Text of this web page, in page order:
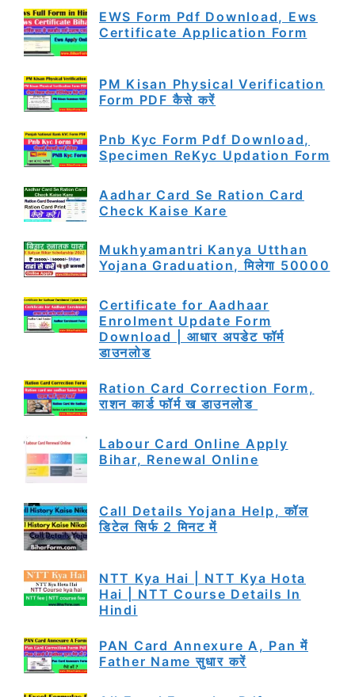
EWS Form Pdf Download, Ews
Certificate Application Form
PM Kisan Physical Verification
Form PDF कैसे करें
Pnb Kyc Form Pdf Download,
Specimen ReKyc Updation Form
Aadhar Card Se Ration Card
Check Kaise Kare
Mukhyamantri Kanya Utthan
Yojana Graduation, मिलेगा 50000
Certificate for Aadhaar
Enrolment Update Form
Download | आधार अपडेट फॉर्म
डाउनलोड
Ration Card Correction Form,
राशन कार्ड फॉर्म ख डाउनलोड
Labour Card Online Apply
Bihar, Renewal Online
Call Details Yojana Help, कॉल
डिटेल सिर्फ 2 मिनट में
NTT Kya Hai | NTT Kya Hota
Hai | NTT Course Details In
Hindi
PAN Card Annexure A, Pan में
Father Name सुधार करें